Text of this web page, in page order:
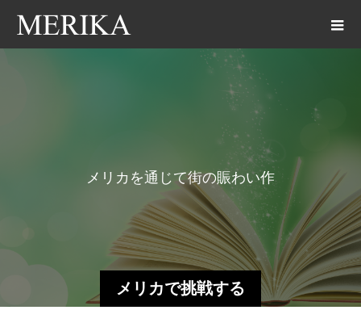
メリカで挑戦する
カを 通じて街 の賑わい作りにチ ャレ